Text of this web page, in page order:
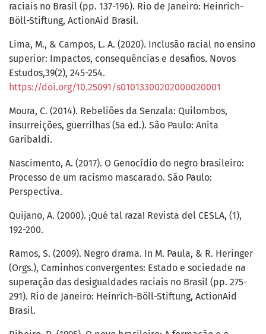
raciais no Brasil (pp. 137-196). Rio de Janeiro: Heinrich-
Böll-Stiftung, ActionAid Brasil.
Lima, M., & Campos, L. A. (2020). Inclusão racial no ensino
superior: Impactos, consequências e desafios. Novos
Estudos,39(2), 245-254.
https://doi.org/10.25091/s01013300202000020001
Moura, C. (2014). Rebeliões da Senzala: Quilombos,
insurreições, guerrilhas (5a ed.). São Paulo: Anita
Garibaldi.
Nascimento, A. (2017). O Genocídio do negro brasileiro:
Processo de um racismo mascarado. São Paulo:
Perspectiva.
Quijano, A. (2000). ¡Qué tal raza! Revista del CESLA, (1),
192-200.
Ramos, S. (2009). Negro drama. In M. Paula, & R. Heringer
(Orgs.), Caminhos convergentes: Estado e sociedade na
superação das desigualdades raciais no Brasil (pp. 275-
291). Rio de Janeiro: Heinrich-Böll-Stiftung, ActionAid
Brasil.